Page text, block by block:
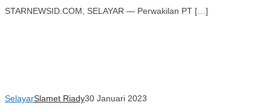
STARNEWSID.COM, SELAYAR — Perwakilan PT […]
SelayarSlamet Riady30 Januari 2023